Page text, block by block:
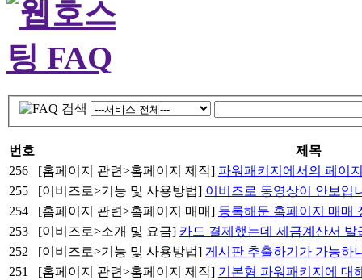
번호
제목
256
[홈페이지 관련>홈페이지 제작] 파워패키지에서의 페이
255
[이비즈로>기능 및 사용방법] 이비즈로 동영상이 안보입
254
[홈페이지 관련>홈페이지 매매] 등록해둔 홈페이지 매매
253
[이비즈로>소개 및 요금] 카드 결제했는데 세금계산서 발
252
[이비즈로>기능 및 사용방법] 게시판 추출하기가 가능하
251
[홈페이지 관련>홈페이지 제작] 기본형 파워패키지에 대